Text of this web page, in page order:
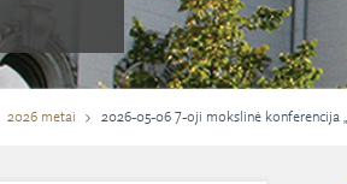
2026 metai 2026-05-06 7-oji mokslinė konferencija